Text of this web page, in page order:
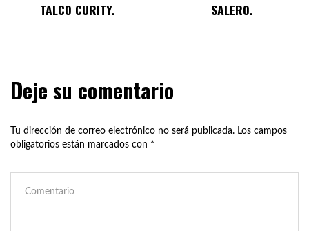
TALCO CURITY. SALERO.
Deje su comentario
Tu dirección de correo electrónico no será publicada. Los campos
obligatorios están marcados con *